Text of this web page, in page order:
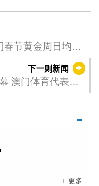
春节黄金周日均近
升1.6倍 酒店平均
下一则新闻
团
+ 更多